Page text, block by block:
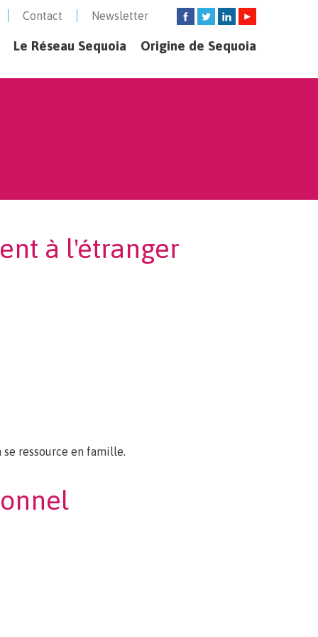
Contact Newsletter
Le Réseau Sequoia Origine de Sequoia
à l'étranger
ressource en famille.